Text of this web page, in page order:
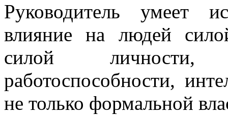
Руководитель умеет
влияние на людей
силой личности,
работоспособности,
не только формальной